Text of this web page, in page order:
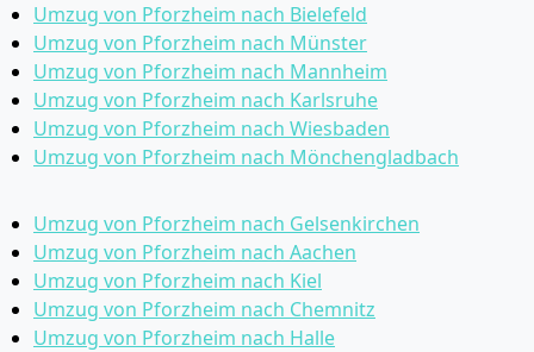
Umzug von Pforzheim nach Bielefeld
Umzug von Pforzheim nach Münster
Umzug von Pforzheim nach Mannheim
Umzug von Pforzheim nach Karlsruhe
Umzug von Pforzheim nach Wiesbaden
Umzug von Pforzheim nach Mönchen­gladbach
Umzug von Pforzheim nach Gelsenkirchen
Umzug von Pforzheim nach Aachen
Umzug von Pforzheim nach Kiel
Umzug von Pforzheim nach Chemnitz
Umzug von Pforzheim nach Halle